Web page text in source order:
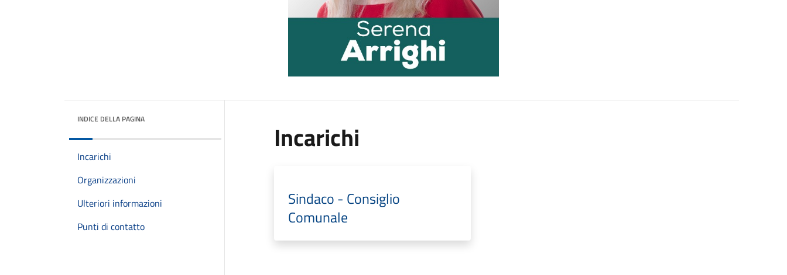
INDICE DELLA PAGINA
Incarichi
Organizzazioni
Ulteriori informazioni
Punti di contatto
Incarichi
Sindaco - Consiglio
Comunale